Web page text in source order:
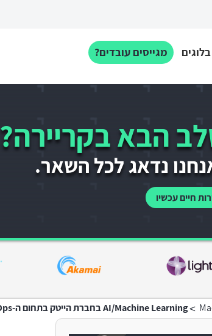
בלוגים מגייסים עובדים?
הבא בקריירה?
נדאג לכל השאר.
חיים עכשיו
>AI/Machine Learning בחברת הייטק בתחום ה-DevOps